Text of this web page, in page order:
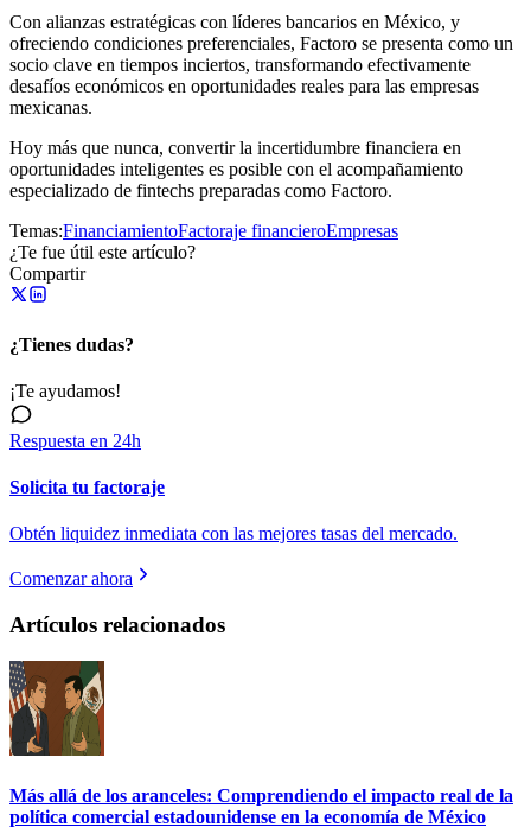
Con alianzas estratégicas con líderes bancarios en México, y
ofreciendo condiciones preferenciales, Factoro se presenta como un
socio clave en tiempos inciertos, transformando efectivamente
desafíos económicos en oportunidades reales para las empresas
mexicanas.
Hoy más que nunca, convertir la incertidumbre financiera en
oportunidades inteligentes es posible con el acompañamiento
especializado de fintechs preparadas como Factoro.
Temas:FinanciamientoFactoraje financieroEmpresas
¿Te fue útil este artículo?
Compartir
¿Tienes dudas?
¡Te ayudamos!
Respuesta en 24h
Solicita tu factoraje
Obtén liquidez inmediata con las mejores tasas del mercado.
Comenzar ahora
Artículos relacionados
Más allá de los aranceles: Comprendiendo el impacto real de la
política comercial estadounidense en la economía de México